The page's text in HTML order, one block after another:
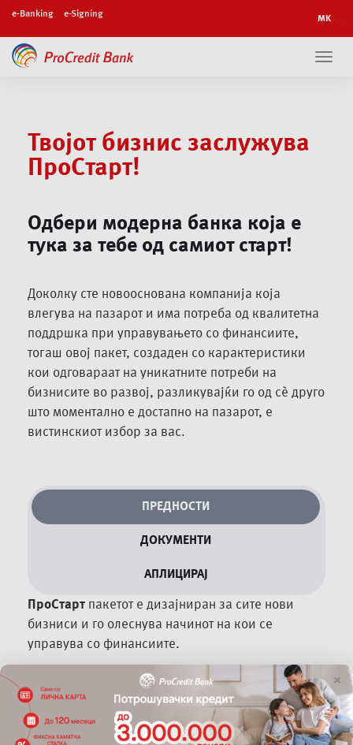
e-Banking e-Signing
Твојот бизнис заслужува
ПроСтарт!
Одбери модерна банка која е
тука за тебе од самиот старт!
Доколку сте новооснована компанија која
влегува на пазарот и има потреба од квалитетна
поддршка при управувањето со финансиите,
тогаш овој пакет, создаден со карактеристики
кои одговараат на уникатните потреби на
бизнисите во развој, разликувајќи го од сè друго
што моментално е достапно на пазарот, е
вистинскиот избор за вас.
ПРЕДНОСТИ
ДОКУМЕНТИ
АПЛИЦИРАЈ
ПроСтарт пакетот е дизајниран за сите нови
бизниси и го олеснува начинот на кои се
управува со финансиите.
Разбирајќи ги предизвиците со кои се
соочуваат стартапите, ПроКредит Банка во
новиот пакет за стартапи вклучува:
×